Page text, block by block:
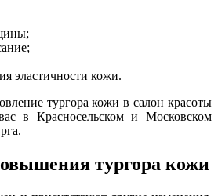
эластичности кожи.
тургора кожи в салон красоты
в Красносельском и Московском
тургора кожи